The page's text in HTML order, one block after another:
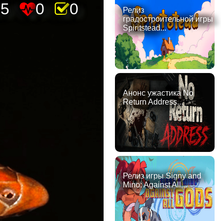
0 0
Релиз
градостроительной игры
Spiritstead...
Анонс ужастика No
Return Address...
Релиз игры Signy and
Mino: Against All...